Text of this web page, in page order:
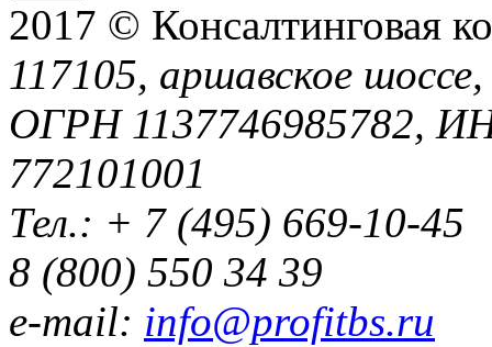
2017 © Консалтинговая
117105, аршавское
ОГРН 1137746985782,
772101001
Тел.: + 7 (495) 669-10-45
8 (800) 550 34 39
e-mail: info@profitbs.ru